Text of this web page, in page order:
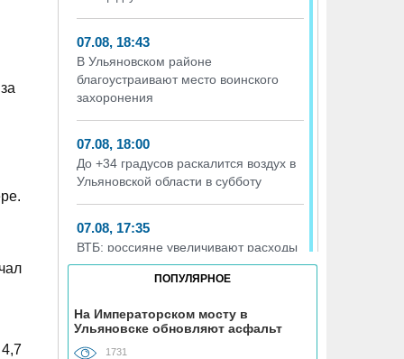
07.08, 18:43
В Ульяновском районе
благоустраивают место воинского
захоронения
07.08, 18:00
До +34 градусов раскалится воздух в
Ульяновской области в субботу
07.08, 17:35
ВТБ: россияне увеличивают расходы
на спорт и здоровый образ жизни
07.08, 17:35
В Чердаклинском районе в ДТП
попал 14-летний подросток
ПОПУЛЯРНОЕ
На Императорском мосту в
Ульяновске обновляют асфальт
1731